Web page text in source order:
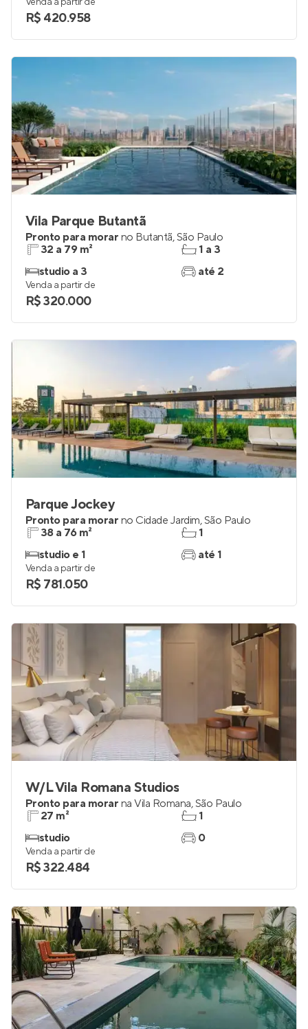
R$ 420.958
Vila Parque Butantã
Pronto para morar no Butantã,São Paulo
32 a 79 m²
studio a 3
1 a 3
até 2
Venda a partir de
R$ 320.000
Parque Jockey
Pronto para morar no Cidade Jardim,São Paulo
38 a 76 m²
studio e 1
1
até 1
Venda a partir de
R$ 781.050
W/L Vila Romana Studios
Pronto para morar na Vila Romana,São Paulo
27 m²
studio
1
0
Venda a partir de
R$ 322.484